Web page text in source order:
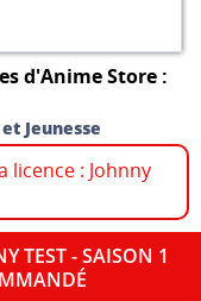
d'Anime Store :
Jeunesse
licence : Johnny
TEST - SAISON 1